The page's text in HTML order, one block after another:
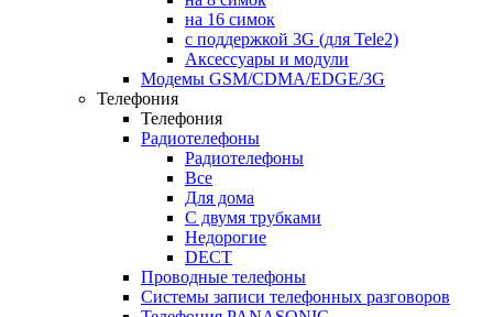
на 16 симок
с поддержкой 3G (для Tele2)
Аксессуары и модули
Модемы GSM/CDMA/EDGE/3G
Телефония
Телефония
Радиотелефоны
Радиотелефоны
Все
Для дома
С двумя трубками
Недорогие
DECT
Проводные телефоны
Системы записи телефонных разговоров